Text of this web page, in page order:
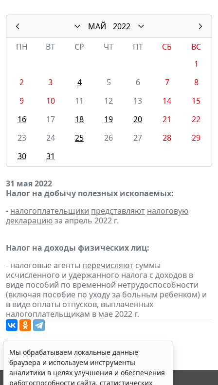
МАЙ
2022
ПН
ВТ СР ЧТ ПТ СБ
ВС
1
2
3 4 5 6 7
8
9
10 11 12 13 14
15
16
17 18 19 20 21
22
23
24 25 26 27 28
29
30
31
31 мая 2022
Налог на добычу полезных ископаемых:
- налогоплательщики представляют налоговую
декларациюза апрель 2022 г.
Налог на доходы физических лиц:
- налоговые агенты перечисляют суммы
исчисленного и удержанного налога с доходов в
виде пособий по временной нетрудоспособности
(включая пособие по уходу за больным ребенком) и
в виде оплаты отпусков, выплаченных
налогоплательщикам в мае 2022 г.
Мы обрабатываем локальные данные
браузера и используем инструменты
аналитики в целях улучшения и обеспечения
работоспособности сайта, статистических